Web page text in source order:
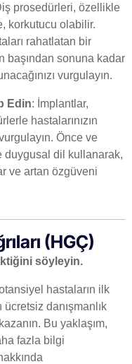
prosedürleri, özellikle
korkutucu olabilir.
rahatlatan bir
başından sonuna kadar
vurgulayın.
Edin: İmplantlar,
hastalarınızın
Önce ve
duygusal dil kullanarak,
ve artan özgüveni
(HGÇ)
söyleyin.
hastaların ilk
danışmanlık
Bu yaklaşım,
fazla bilgi